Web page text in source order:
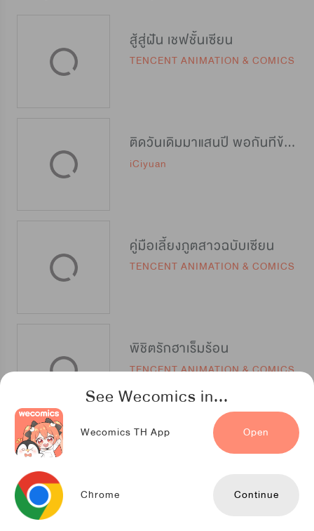
See Wecomics in...
Wecomics TH App Open
Chrome Continue
สู้สู่ฝัน เชฟชั้นเซียน
TENCENT ANIMATION & COMICS
ติดวันเดิมมาแสนปี พอกันทีข้าขอเทพ
iCiyuan
คู่มือเลี้ยงภูตสาวฉบับเซียน
TENCENT ANIMATION & COMICS
พิชิตรักฮาเร็มร้อน
TENCENT ANIMATION & COMICS
ระบบคลั่งจักรพรรดิเทพ